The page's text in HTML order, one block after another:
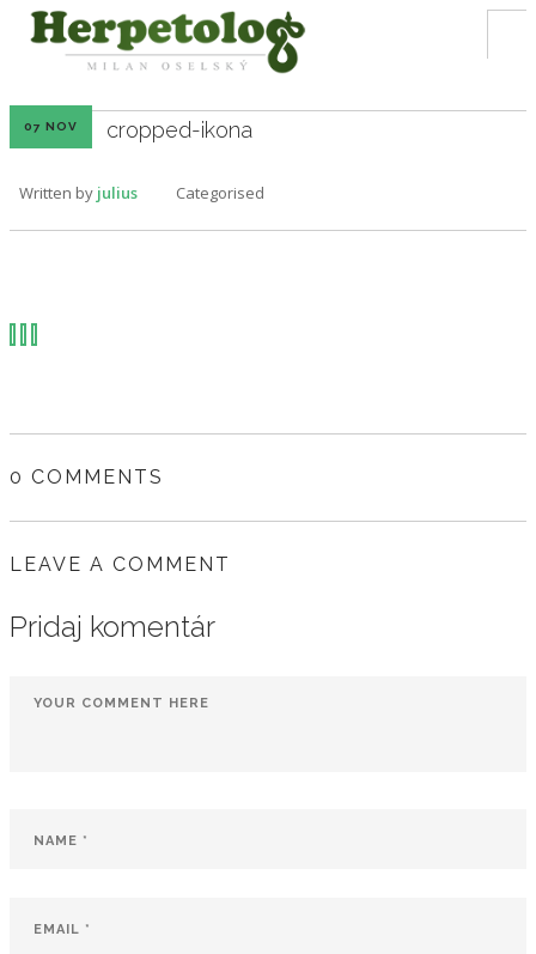
ČLÁNKY
OBCHOD
SHOPPING CART
07 NOV cropped-ikona
Written by julius Categorised
0 COMMENTS
LEAVE A COMMENT
Pridaj komentár